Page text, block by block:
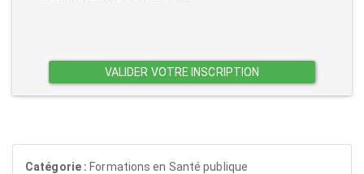
VALIDER VOTRE INSCRIPTION
Catégorie : Formations en Santé publique